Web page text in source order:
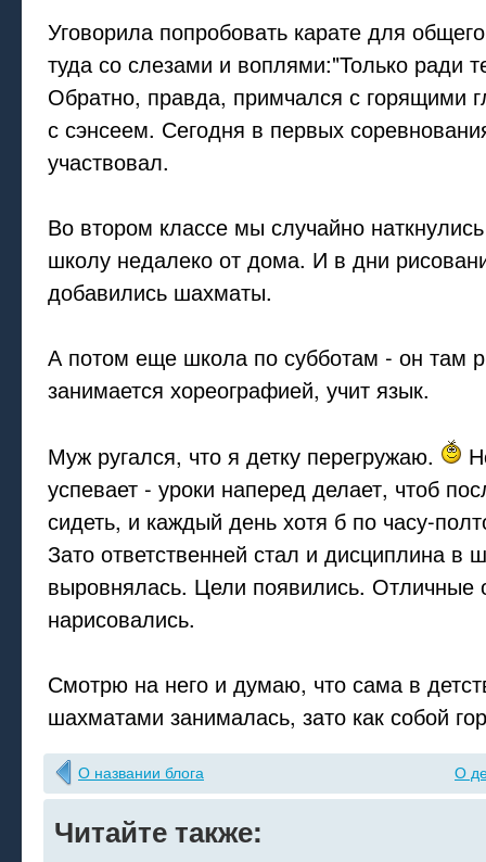
Уговорила попробовать карате для
туда со слезами и воплями:"Только ради
Обратно, правда, примчался с горящими
с сэнсеем. Сегодня в первых
участвовал.
Во втором классе мы случайно
школу недалеко от дома. И в дни
добавились шахматы.
А потом еще школа по субботам - он там
занимается хореографией, учит язык.
Муж ругался, что я детку перегружаю.
успевает - уроки наперед делает, чтоб
сидеть, и каждый день хотя б по часу-
Зато ответственней стал и дисциплина в
выровнялась. Цели появились. Отличные
нарисовались.
Смотрю на него и думаю, что сама в
шахматами занималась, зато как собой
О названии блога О
Читайте также: